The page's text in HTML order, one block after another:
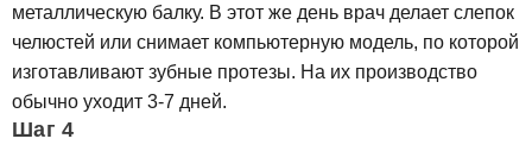
металлическую балку. В этот же день врач делает слепок
челюстей или снимает компьютерную модель, по которой
изготавливают зубные протезы. На их производство
обычно уходит 3-7 дней.
Шаг 4